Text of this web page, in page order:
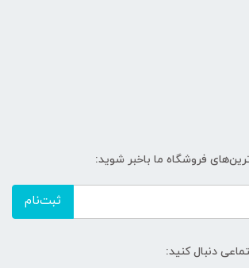
فروشگاه ما باخبر شوید:
ثبت‌نام
دنبال کنید: